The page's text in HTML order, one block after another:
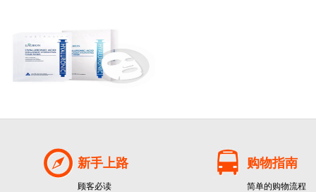
新手上路
顾客必读
购物指南
简单的购物流程